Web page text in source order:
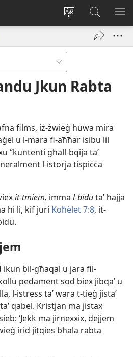
Biddel
lingwa
Illoggja
(opens
Fittex
f’JW.ORG
Jkun Rabta
films, iż-​żwieġ huwa mira
u l-​mara fl-​aħħar isibu lil
“kuntenti għall-​bqija taʼ
l-​istorja tispiċċa
it-​tmiem, imma l-​bidutaʼ ħajja
hi li, kif juri Koħèlet 7:8, it-​
ikun bil-​għaqal u jara fil-​
pedament sod biex jibqaʼ u
l-​istress taʼ wara t-​tieġ jistaʼ
qabel. Kristjan ma jistax
‘Jekk ma jirnexxix, dejjem
irid jitqies bħala rabta